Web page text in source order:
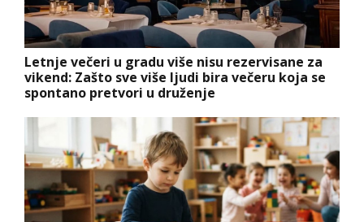
Letnje večeri u gradu više nisu rezervisane za
vikend: Zašto sve više ljudi bira večeru koja se
spontano pretvori u druženje